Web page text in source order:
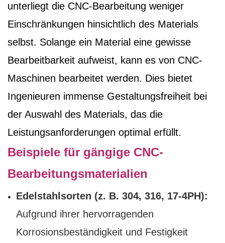
unterliegt die CNC-Bearbeitung weniger
Einschränkungen hinsichtlich des Materials
selbst. Solange ein Material eine gewisse
Bearbeitbarkeit aufweist, kann es von CNC-
Maschinen bearbeitet werden. Dies bietet
Ingenieuren immense Gestaltungsfreiheit bei
der Auswahl des Materials, das die
Leistungsanforderungen optimal erfüllt.
Beispiele für gängige CNC-
Bearbeitungsmaterialien
Edelstahlsorten (z. B. 304, 316, 17-4PH):
Aufgrund ihrer hervorragenden
Korrosionsbeständigkeit und Festigkeit